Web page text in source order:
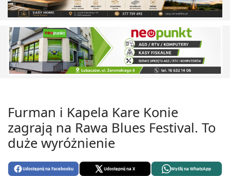
Furman i Kapela Kare Konie
zagrają na Rawa Blues Festival. To
duże wyróżnienie
Udostępnij na Facebooku Udostępnij na X Wyślij na WhatsApp